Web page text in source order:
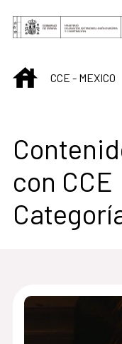
Saltar al contenido
INICIOCCE - MEXICO
Centro
con CCE